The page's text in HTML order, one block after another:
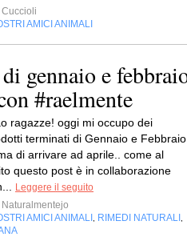
Cuccioli
AMICI ANIMALI
gennaio e
#raelmente
ragazze! oggi mi occupo dei
terminati di Gennaio e Febbraio
di arrivare ad aprile.. come al
questo post è in collaborazione
Leggere il seguito
Naturalmentejo
AMICI ANIMALI
RIMEDI NATURALI